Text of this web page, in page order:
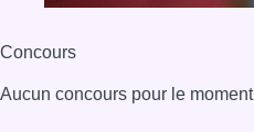
Concours
Aucun concours pour le moment